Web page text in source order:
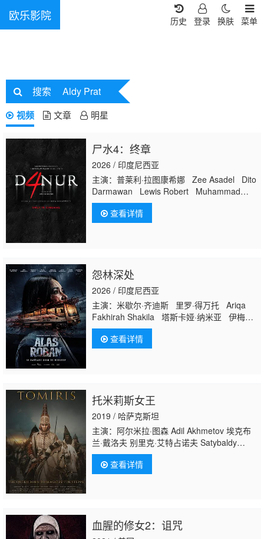
欧乐影院 菜单
换肤
登录
历史
搜索 Aldy Prat
视频 文章 明星
尸水4：终章
2026 / 印度尼西亚
主演：普莱利·拉图康希娜 Zee Asadel Dito
Darmawan Lewis Robert Muhammad
Fauzan Ayden Jeffrey Darian Rizki Fillio
Dheno Dian Nitami Anya Zen Gilang
Devialdy Fajar Nugra 普里特·蒂莫西
查看详情
怨林深处
2026 / 印度尼西亚
主演：米歇尔·齐迪斯 里罗·得万托 Ariqa
Fakhirah Shakila 塔斯卡娅·纳米亚 伊梅尔
达·塞林 Dewi Pakis Whani Darmawan 普
里特·蒂莫西 德拉·达蒂安 鲁克曼·罗萨迪
Agus Kuncoro 鲁思·马里尼 Saputra Kori
查看详情
托米莉斯女王
2019 / 哈萨克斯坦
主演：阿尔米拉·图森 Adil Akhmetov 埃克布
兰·戴洛夫 别里克·艾特占诺夫 Satybaldy
Azamat Aizhan Lighg 加桑·马苏德
查看详情
血腥的修女2：诅咒